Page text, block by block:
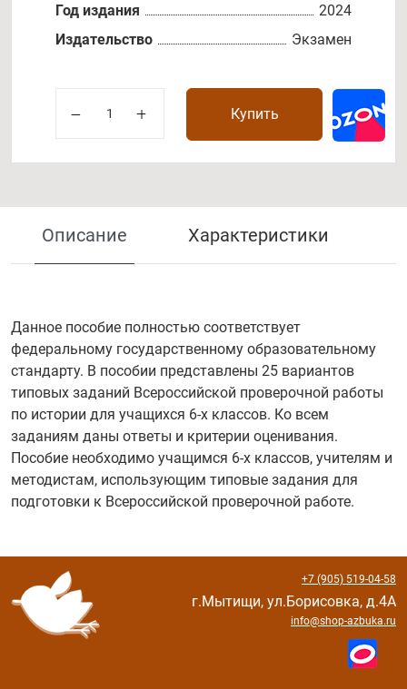
Год издания
2024
Издательство
Экзамен
Купить
Описание Характеристики
Данное пособие полностью соответствует
федеральному государственному образовательному
стандарту. В пособии представлены 25 вариантов
типовых заданий Всероссийской проверочной работы
по истории для учащихся 6-х классов. Ко всем
заданиям даны ответы и критерии оценивания.
Пособие необходимо учащимся 6-х классов, учителям и
методистам, использующим типовые задания для
подготовки к Всероссийской проверочной работе.
+7 (905) 519-04-58
г.Мытищи, ул.Борисовка, д.4А
info@shop-azbuka.ru